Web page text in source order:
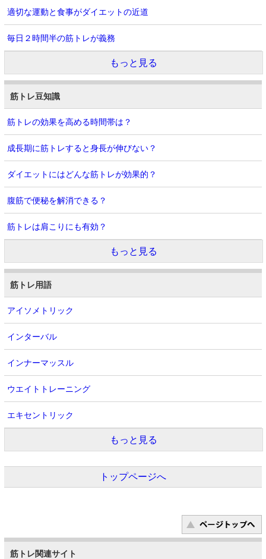
適切な運動と食事がダイエットの近道
毎日２時間半の筋トレが義務
もっと見る
筋トレ豆知識
筋トレの効果を高める時間帯は？
成長期に筋トレすると身長が伸びない？
ダイエットにはどんな筋トレが効果的？
腹筋で便秘を解消できる？
筋トレは肩こりにも有効？
もっと見る
筋トレ用語
アイソメトリック
インターバル
インナーマッスル
ウエイトトレーニング
エキセントリック
もっと見る
トップページへ
筋トレ関連サイト